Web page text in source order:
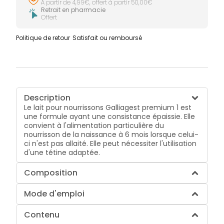
À partir de 4,99€, offert à partir 50,00€
Retrait en pharmacie
Offert
Politique de retour Satisfait ou remboursé
Description
Le lait pour nourrissons Galliagest premium 1 est
une formule ayant une consistance épaissie. Elle
convient à l'alimentation particulière du
nourrisson de la naissance à 6 mois lorsque celui-
ci n'est pas allaité. Elle peut nécessiter l'utilisation
d'une tétine adaptée.
Composition
Mode d'emploi
Contenu